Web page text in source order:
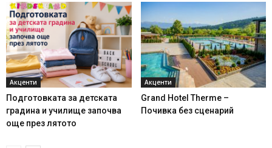
Акценти
Подготовката за детската
градина и училище започва
още през лятото
Акценти
Grand Hotel Therme –
Почивка без сценарий